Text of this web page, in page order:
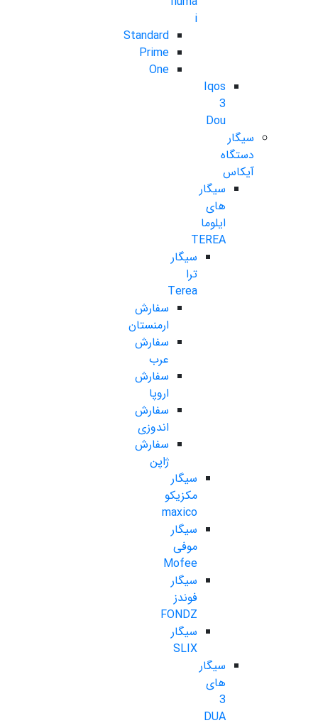
i
Standard
Prime
One
Iqos
3
Dou
سیگار
دستگاه
آیکاس
سیگار
های
ایلوما
TEREA
سیگار
ترا
Terea
سفارش
ارمنستان
سفارش
عرب
سفارش
اروپا
سفارش
اندوزی
سفارش
ژاپن
سیگار
مکزیکو
maxico
سیگار
موفی
Mofee
سیگار
فوندز
FONDZ
سیگار
SLIX
سیگار
های
3
DUA